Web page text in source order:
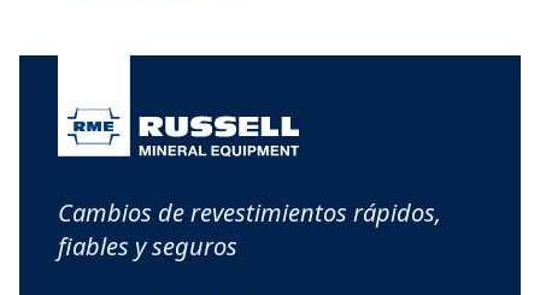
Cambios de revestimientos rápidos,
fiables y seguros